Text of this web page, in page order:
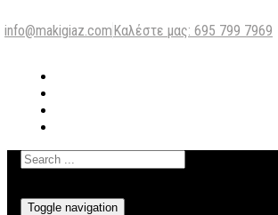
info@makigiaz.comΚαλέστε μας: 695 799 7969
Toggle navigation